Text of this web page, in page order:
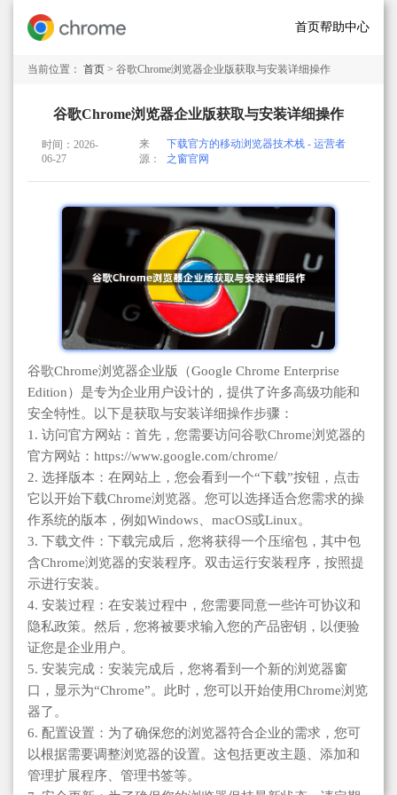
首页帮助中心
当前位置： 首页 > 谷歌Chrome浏览器企业版获取与安装详细操作
谷歌Chrome浏览器企业版获取与安装详细操作
时间：2026-
06-27
来
源：
下载官方的移动浏览器技术栈 - 运营者
之窗官网
谷歌Chrome浏览器企业版（Google Chrome Enterprise
Edition）是专为企业用户设计的，提供了许多高级功能和
安全特性。以下是获取与安装详细操作步骤：
1. 访问官方网站：首先，您需要访问谷歌Chrome浏览器的
官方网站：https://www.google.com/chrome/
2. 选择版本：在网站上，您会看到一个“下载”按钮，点击
它以开始下载Chrome浏览器。您可以选择适合您需求的操
作系统的版本，例如Windows、macOS或Linux。
3. 下载文件：下载完成后，您将获得一个压缩包，其中包
含Chrome浏览器的安装程序。双击运行安装程序，按照提
示进行安装。
4. 安装过程：在安装过程中，您需要同意一些许可协议和
隐私政策。然后，您将被要求输入您的产品密钥，以便验
证您是企业用户。
5. 安装完成：安装完成后，您将看到一个新的浏览器窗
口，显示为“Chrome”。此时，您可以开始使用Chrome浏览
器了。
6. 配置设置：为了确保您的浏览器符合企业的需求，您可
以根据需要调整浏览器的设置。这包括更改主题、添加和
管理扩展程序、管理书签等。